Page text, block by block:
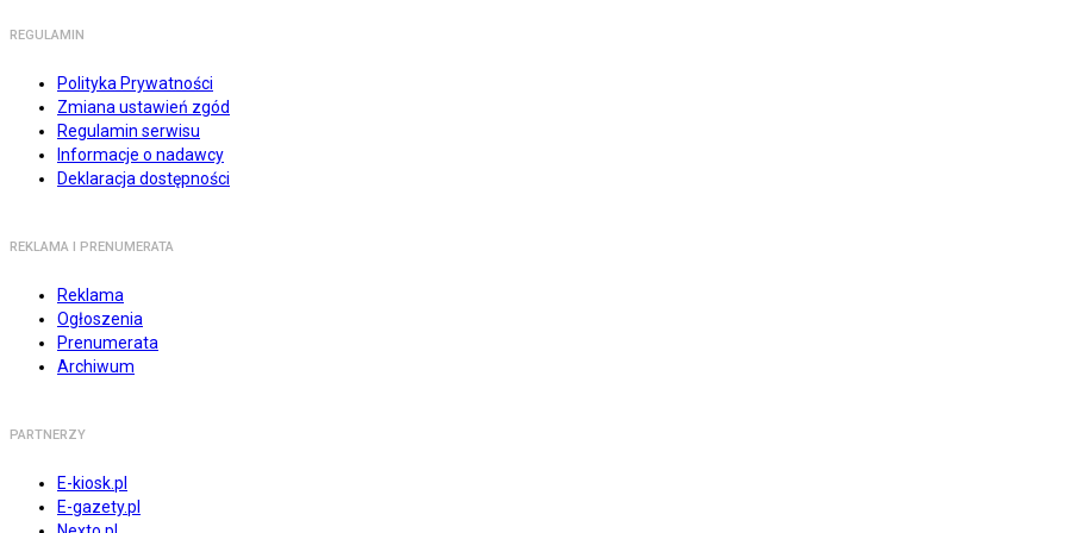
REGULAMIN
Polityka Prywatności
Zmiana ustawień zgód
Regulamin serwisu
Informacje o nadawcy
Deklaracja dostępności
REKLAMA I PRENUMERATA
Reklama
Ogłoszenia
Prenumerata
Archiwum
PARTNERZY
E-kiosk.pl
E-gazety.pl